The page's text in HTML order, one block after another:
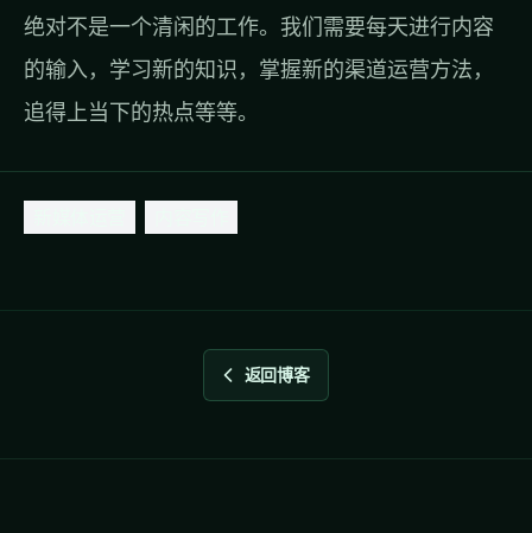
绝对不是一个清闲的工作。我们需要每天进行内容
的输入，学习新的知识，掌握新的渠道运营方法，
追得上当下的热点等等。
返回博客